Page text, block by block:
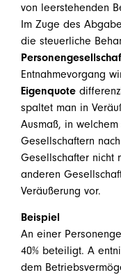
von leerstehenden
Im Zuge des
die steuerliche
Entnahmevorgang
Eigenquote
spaltet man in
Ausmaß, in
Gesellschaftern
Gesellschafter nicht
anderen
Veräußerung vor.
Beispiel
An einer
40% beteiligt. A
dem